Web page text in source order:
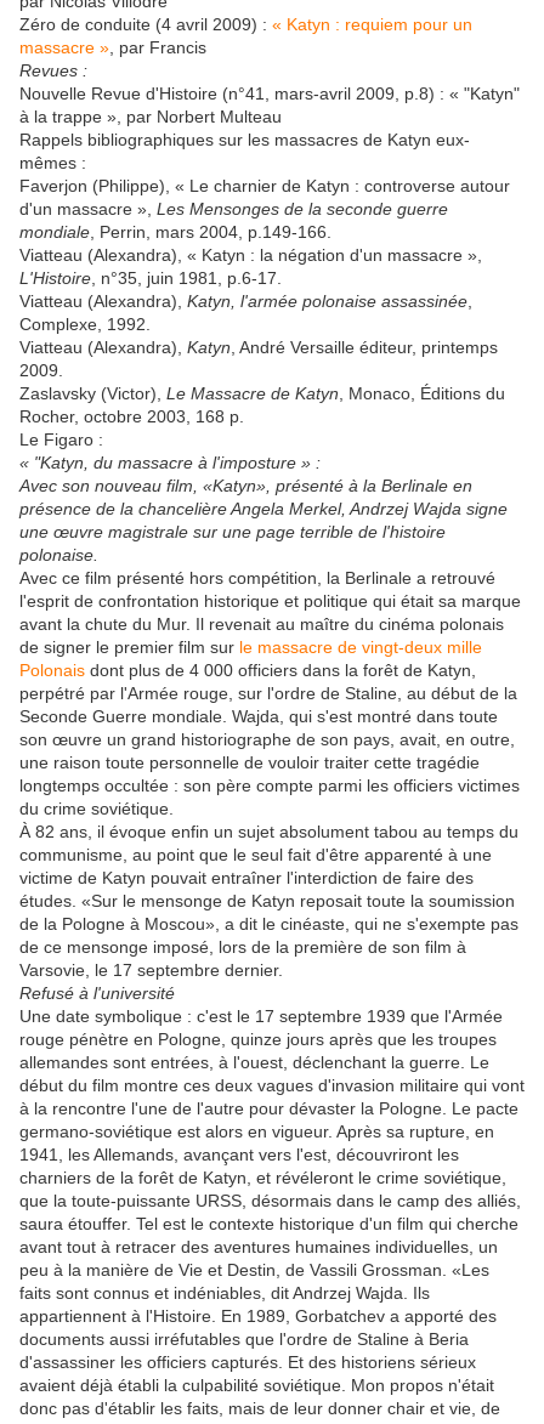
Zéro de conduite (4 avril 2009) : « Katyn : requiem pour un
massacre » , par Francis
Revues :
Nouvelle Revue d'Histoire (n°41, mars-avril 2009, p.8) : « "Katyn"
à la trappe », par Norbert Multeau
Rappels bibliographiques sur les massacres de Katyn eux-
mêmes :
Faverjon (Philippe), « Le charnier de Katyn : controverse autour
d'un massacre », Les Mensonges de la seconde guerre
mondiale , Perrin, mars 2004, p.149-166.
Viatteau (Alexandra), « Katyn : la négation d'un massacre »,
L'Histoire , n°35, juin 1981, p.6-17.
Viatteau (Alexandra), Katyn, l'armée polonaise assassinée
Complexe, 1992.
Viatteau (Alexandra), Katyn , André Versaille éditeur, printemps
2009.
Zaslavsky (Victor), Le Massacre de Katyn , Monaco, Éditions du
Rocher, octobre 2003, 168 p.
Le Figaro :
« "Katyn, du massacre à l'imposture » :
Avec son nouveau film, «Katyn», présenté à la Berlinale en
présence de la chancelière Angela Merkel, Andrzej Wajda signe
une œuvre magistrale sur une page terrible de l'histoire
polonaise.
Avec ce film présenté hors compétition, la Berlinale a retrouvé
l'esprit de confrontation historique et politique qui était sa marque
avant la chute du Mur. Il revenait au maître du cinéma polonais
de signer le premier film sur le massacre de vingt-deux mille
Polonais dont plus de 4 000 officiers dans la forêt de Katyn,
perpétré par l'Armée rouge, sur l'ordre de Staline, au début de la
Seconde Guerre mondiale. Wajda, qui s'est montré dans toute
son œuvre un grand historiographe de son pays, avait, en outre,
une raison toute personnelle de vouloir traiter cette tragédie
longtemps occultée : son père compte parmi les officiers victimes
du crime soviétique.
À 82 ans, il évoque enfin un sujet absolument tabou au temps du
communisme, au point que le seul fait d'être apparenté à une
victime de Katyn pouvait entraîner l'interdiction de faire des
études. «Sur le mensonge de Katyn reposait toute la soumission
de la Pologne à Moscou», a dit le cinéaste, qui ne s'exempte pas
de ce mensonge imposé, lors de la première de son film à
Varsovie, le 17 septembre dernier.
Refusé à l'université
Une date symbolique : c'est le 17 septembre 1939 que l'Armée
rouge pénètre en Pologne, quinze jours après que les troupes
allemandes sont entrées, à l'ouest, déclenchant la guerre. Le
début du film montre ces deux vagues d'invasion militaire qui vont
à la rencontre l'une de l'autre pour dévaster la Pologne. Le pacte
germano-soviétique est alors en vigueur. Après sa rupture, en
1941, les Allemands, avançant vers l'est, découvriront les
charniers de la forêt de Katyn, et révéleront le crime soviétique,
que la toute-puissante URSS, désormais dans le camp des alliés,
saura étouffer. Tel est le contexte historique d'un film qui cherche
avant tout à retracer des aventures humaines individuelles, un
peu à la manière de Vie et Destin, de Vassili Grossman. «Les
faits sont connus et indéniables, dit Andrzej Wajda. Ils
appartiennent à l'Histoire. En 1989, Gorbatchev a apporté des
documents aussi irréfutables que l'ordre de Staline à Beria
d'assassiner les officiers capturés. Et des historiens sérieux
avaient déjà établi la culpabilité soviétique. Mon propos n'était
donc pas d'établir les faits, mais de leur donner chair et vie, de